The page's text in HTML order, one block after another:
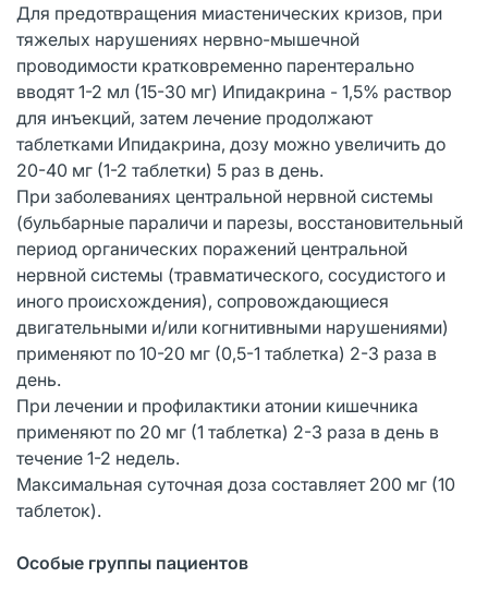
Для предотвращения миастенических кризов, при
тяжелых нарушениях нервно-мышечной
проводимости кратковременно парентерально
вводят 1-2 мл (15-30 мг) Ипидакрина - 1,5% раствор
для инъекций, затем лечение продолжают
таблетками Ипидакрина, дозу можно увеличить до
20-40 мг (1-2 таблетки) 5 раз в день.
При заболеваниях центральной нервной системы
(бульбарные параличи и парезы, восстановительный
период органических поражений центральной
нервной системы (травматического, сосудистого и
иного происхождения), сопровождающиеся
двигательными и/или когнитивными нарушениями)
применяют по 10-20 мг (0,5-1 таблетка) 2-3 раза в
день.
При лечении и профилактики атонии кишечника
применяют по 20 мг (1 таблетка) 2-3 раза в день в
течение 1-2 недель.
Максимальная суточная доза составляет 200 мг (10
таблеток).
Особые группы пациентов